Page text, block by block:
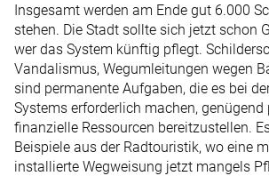
Insgesamt werden am Ende gut 6.000
stehen. Die Stadt sollte sich jetzt schon
wer das System künftig pflegt.
Vandalismus, Wegumleitungen wegen
sind permanente Aufgaben, die es bei
Systems erforderlich machen, genügend
finanzielle Ressourcen bereitzustellen.
Beispiele aus der Radtouristik, wo eine
installierte Wegweisung jetzt mangels